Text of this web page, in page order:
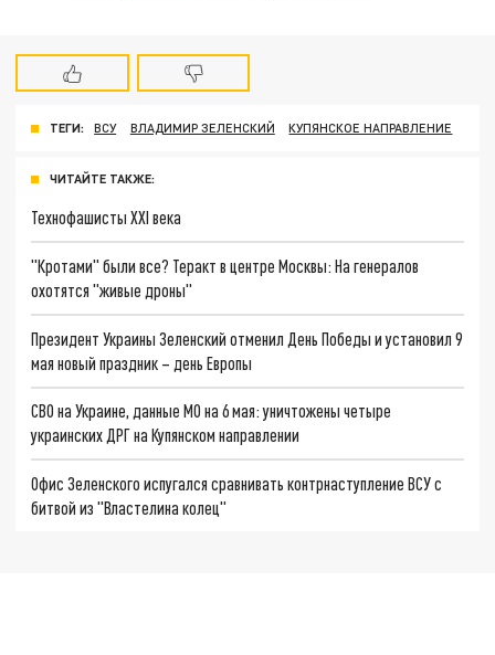
ТЕГИ: ВСУ ВЛАДИМИР ЗЕЛЕНСКИЙ КУПЯНСКОЕ НАПРАВЛЕНИЕ
ЧИТАЙТЕ ТАКЖЕ:
Технофашисты XXI века
"Кротами" были все? Теракт в центре Москвы: На генералов
охотятся "живые дроны"
Президент Украины Зеленский отменил День Победы и установил 9
мая новый праздник – день Европы
СВО на Украине, данные МО на 6 мая: уничтожены четыре
украинских ДРГ на Купянском направлении
Офис Зеленского испугался сравнивать контрнаступление ВСУ с
битвой из "Властелина колец"